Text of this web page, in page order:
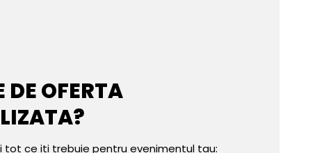
DE OFERTA
tot ce iti trebuie pentru evenimentul tau: